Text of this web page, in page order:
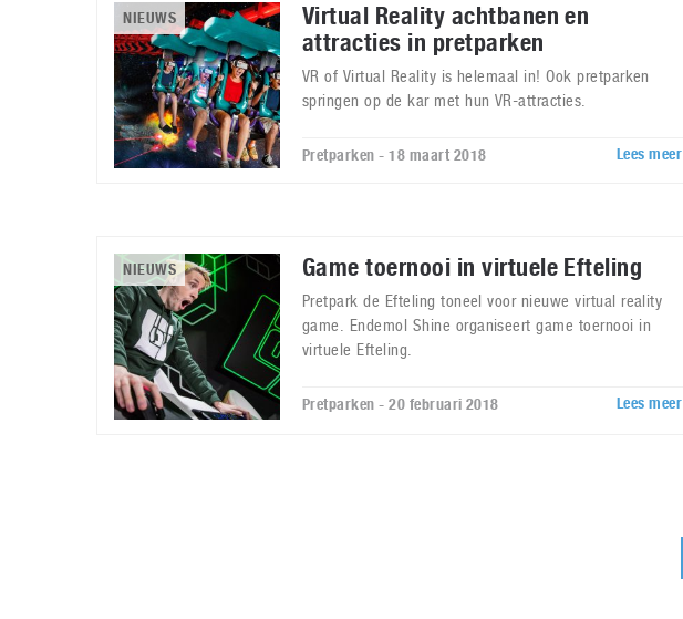
NIEUWS
Virtual Reality achtbanen en
attracties in pretparken
VR of Virtual Reality is helemaal in! Ook pretparken
springen op de kar met hun VR-attracties.
Pretparken - 18 maart 2018 Lees meer
NIEUWS Game toernooi in virtuele Efteling
Pretpark de Efteling toneel voor nieuwe virtual reality
game. Endemol Shine organiseert game toernooi in
virtuele Efteling.
Pretparken - 20 februari 2018 Lees meer